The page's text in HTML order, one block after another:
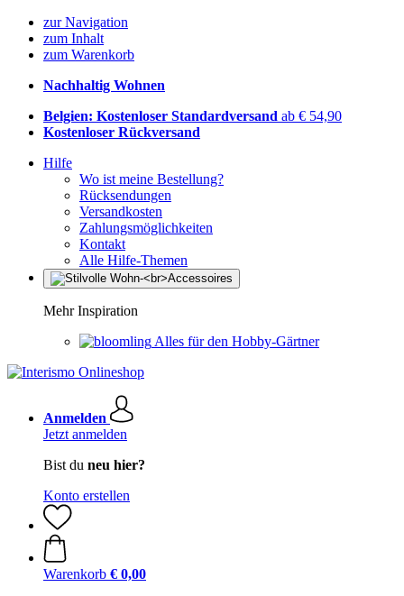
zur Navigation
zum Inhalt
zum Warenkorb
Nachhaltig Wohnen
Belgien: Kostenloser Standardversand ab € 54,90
Kostenloser Rückversand
Hilfe
Wo ist meine Bestellung?
Rücksendungen
Versandkosten
Zahlungsmöglichkeiten
Kontakt
Alle Hilfe-Themen
Mehr Inspiration
Alles für den Hobby-Gärtner
Anmelden
Jetzt anmelden
Bist du neu hier?
Konto erstellen
Warenkorb € 0,00